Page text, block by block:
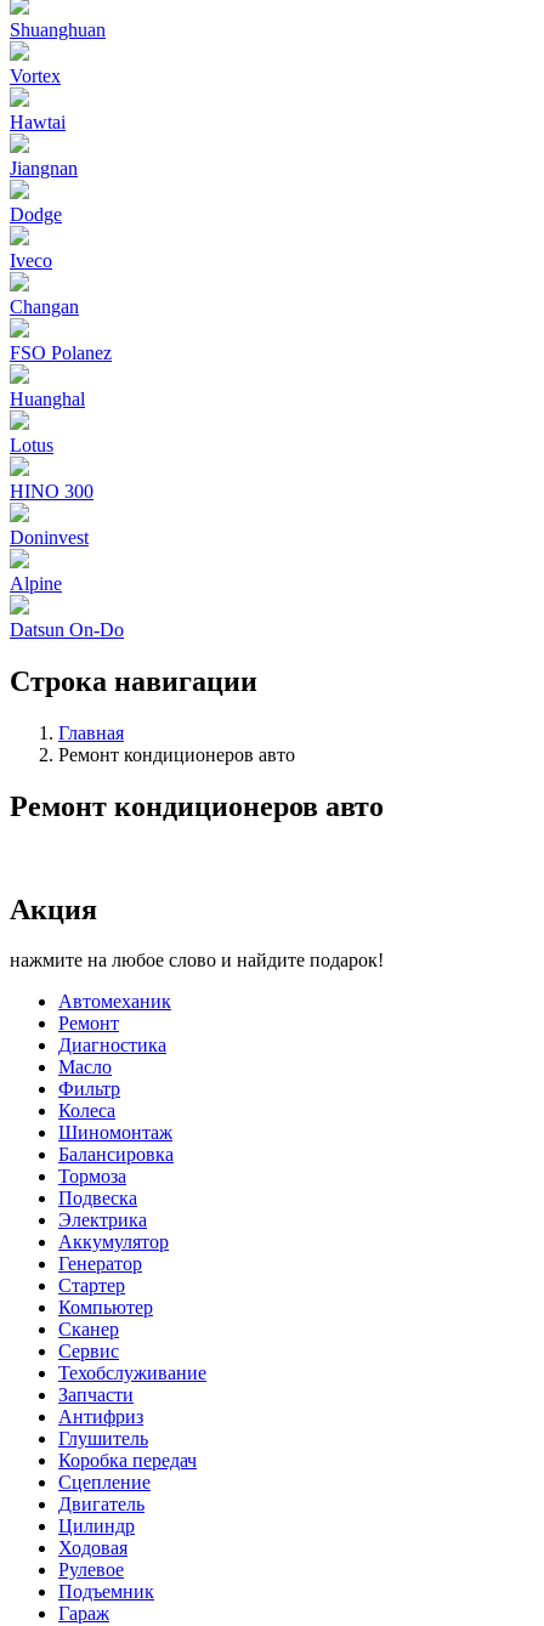
Shuanghuan
Vortex
Hawtai
Jiangnan
Dodge
Iveco
Changan
FSO Polanez
Huanghal
Lotus
HINO 300
Doninvest
Alpine
Datsun On-Do
Строка навигации
Главная
Ремонт кондиционеров авто
Ремонт кондиционеров авто
Акция
нажмите на любое слово и найдите подарок!
Автомеханик
Ремонт
Диагностика
Масло
Фильтр
Колеса
Шиномонтаж
Балансировка
Тормоза
Подвеска
Электрика
Аккумулятор
Генератор
Стартер
Компьютер
Сканер
Сервис
Техобслуживание
Запчасти
Антифриз
Глушитель
Коробка передач
Сцепление
Двигатель
Цилиндр
Ходовая
Рулевое
Подъемник
Гараж